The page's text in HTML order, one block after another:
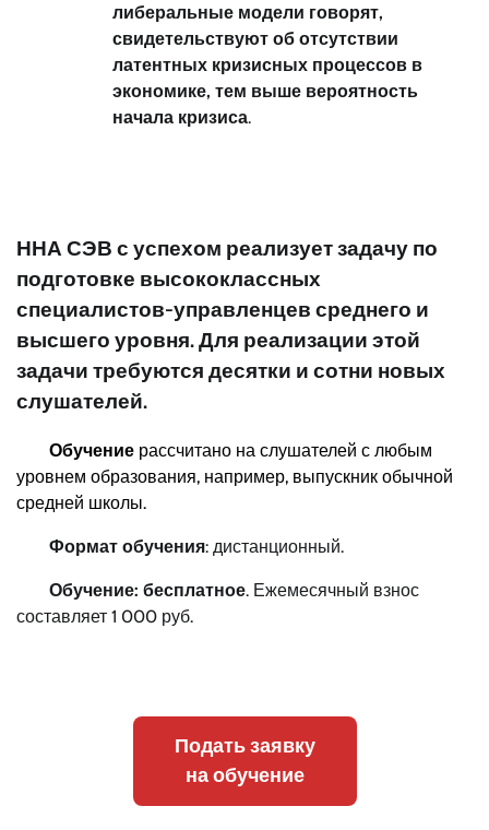
либеральные модели говорят,
свидетельствуют об отсутствии
латентных кризисных процессов в
экономике, тем выше вероятность
начала кризиса.
ННА СЭВ с успехом реализует задачу по
подготовке высококлассных
специалистов-управленцев среднего и
высшего уровня. Для реализации этой
задачи требуются десятки и сотни новых
слушателей.
Обучение рассчитано на слушателей с любым
уровнем образования, например, выпускник обычной
средней школы.
Формат обучения: дистанционный.
Обучение: бесплатное. Ежемесячный взнос
составляет 1 000 руб.
Подать заявку
на обучение